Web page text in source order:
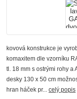
kovová konstrukce je
komaxitem dle vzorníku
tl. 18 mm s ostrými rohy a
desky 130 x 50 cm
hran háček pr...celý popis